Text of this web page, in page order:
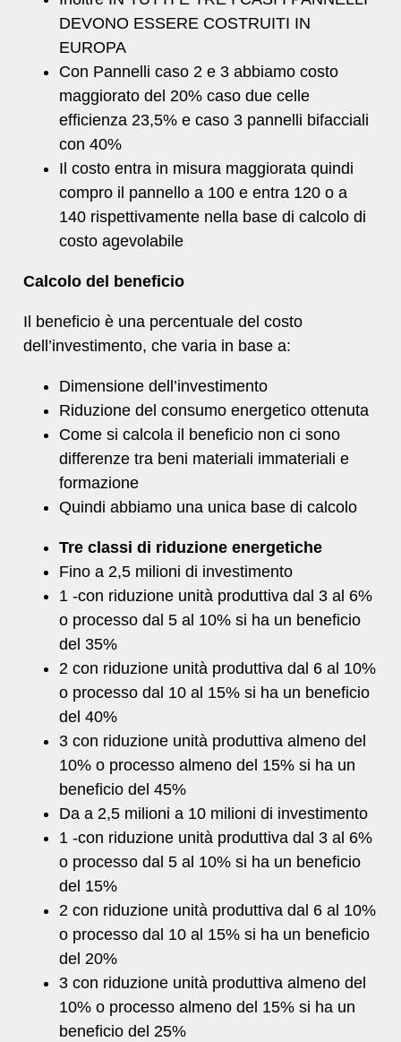
DEVONO ESSERE COSTRUITI IN
EUROPA
Con Pannelli caso 2 e 3 abbiamo costo
maggiorato del 20% caso due celle
efficienza 23,5% e caso 3 pannelli bifacciali
con 40%
Il costo entra in misura maggiorata quindi
compro il pannello a 100 e entra 120 o a
140 rispettivamente nella base di calcolo di
costo agevolabile
Calcolo del beneficio
Il beneficio è una percentuale del costo
dell’investimento, che varia in base a:
Dimensione dell’investimento
Riduzione del consumo energetico ottenuta
Come si calcola il beneficio non ci sono
differenze tra beni materiali immateriali e
formazione
Quindi abbiamo una unica base di calcolo
Tre classi di riduzione energetiche
Fino a 2,5 milioni di investimento
1 -con riduzione unità produttiva dal 3 al 6%
o processo dal 5 al 10% si ha un beneficio
del 35%
2 con riduzione unità produttiva dal 6 al 10%
o processo dal 10 al 15% si ha un beneficio
del 40%
3 con riduzione unità produttiva almeno del
10% o processo almeno del 15% si ha un
beneficio del 45%
Da a 2,5 milioni a 10 milioni di investimento
1 -con riduzione unità produttiva dal 3 al 6%
o processo dal 5 al 10% si ha un beneficio
del 15%
2 con riduzione unità produttiva dal 6 al 10%
o processo dal 10 al 15% si ha un beneficio
del 20%
3 con riduzione unità produttiva almeno del
10% o processo almeno del 15% si ha un
beneficio del 25%